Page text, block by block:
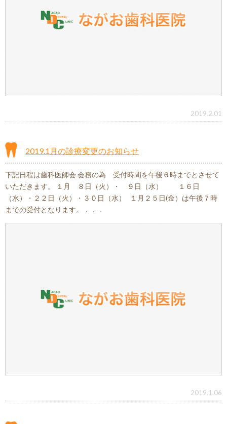
2019.2.01
2019.1月の診療変更のお知らせ
下記日程は歯科医師会 会務の為 受付時間を午後６時までとさせて
いただきます。 １月 ８日（火）・ ９日（水） １６日
（水）・２２日（火）・３０日（水） １月２５日(金）は午後７時
までの受付となります。．．．
2019.1.06